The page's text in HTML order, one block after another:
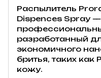
Распылитель
Dispences Spray —
разработанный
экономичного
бритья, таких как
кожу.